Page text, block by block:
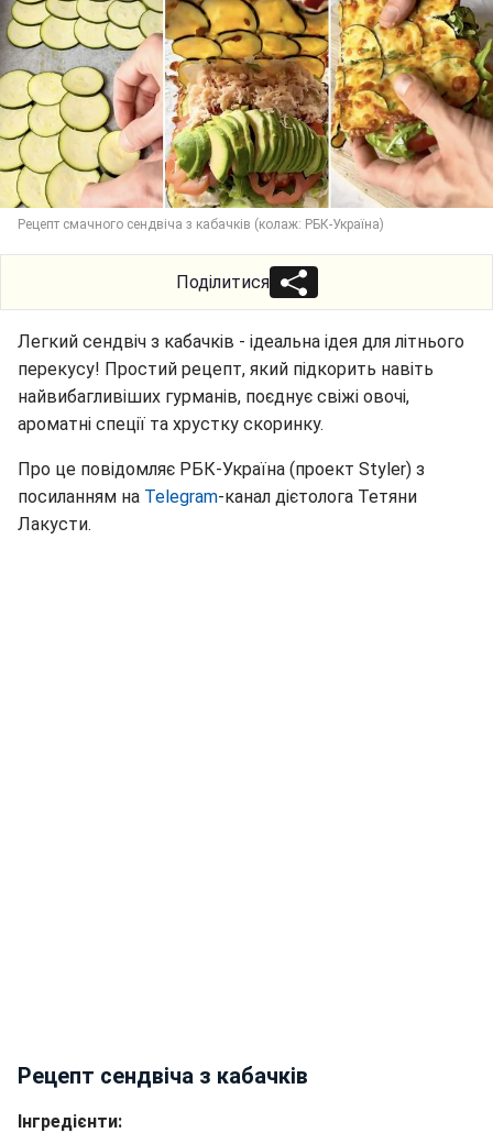
Рецепт смачного сендвіча з кабачків (колаж: РБК-Україна)
Поділитися
Легкий сендвіч з кабачків - ідеальна ідея для літнього
перекусу! Простий рецепт, який підкорить навіть
найвибагливіших гурманів, поєднує свіжі овочі,
ароматні спеції та хрустку скоринку.
Про це повідомляє РБК-Україна (проект Styler) з
посиланням на Telegram-канал дієтолога Тетяни
Лакусти.
Рецепт сендвіча з кабачків
Інгредієнти: